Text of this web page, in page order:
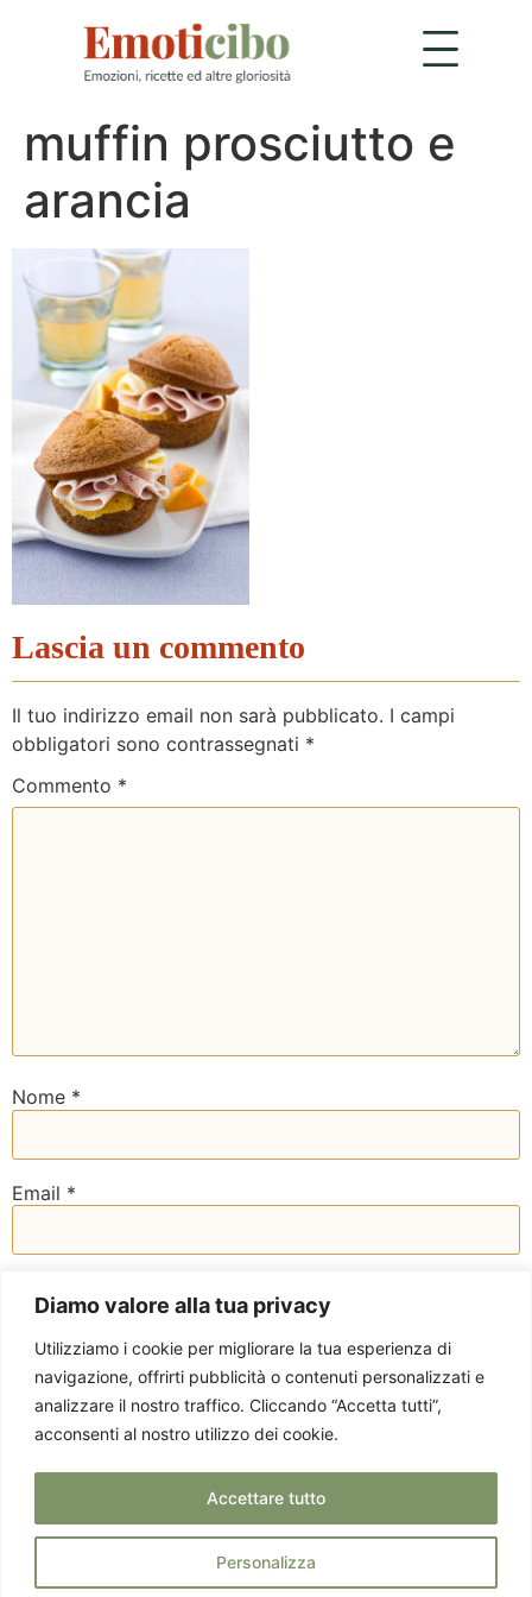
Diamo valore alla tua privacy
Utilizziamo i cookie per migliorare la tua esperienza di
navigazione, offrirti pubblicità o contenuti personalizzati e
analizzare il nostro traffico. Cliccando “Accetta tutti”,
acconsenti al nostro utilizzo dei cookie.
Personalizza
Accettare tutto
muffin prosciutto e
arancia
Lascia un commento
Il tuo indirizzo email non sarà pubblicato. I campi
obbligatori sono contrassegnati *
Commento *
Nome *
Email *